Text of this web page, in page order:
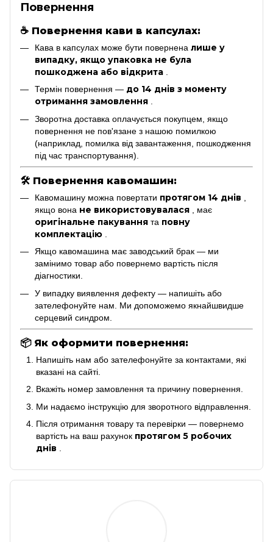
Повернення
☕ Повернення кави в капсулах:
Кава в капсулах може бути повернена лише у
випадку, якщо упаковка не була
пошкоджена або відкрита
Термін повернення — до 14 днів з моменту
отримання замовлення .
Зворотна доставка оплачується покупцем, якщо
повернення не пов'язане з нашою помилкою
(наприклад, помилка від завантаження, пошкодження
під час транспортування).
🛠 Повернення кавомашин:
Кавомашину можна повертати протягом 14 днів
якщо вона не використовувалася , має
оригінальне пакування та повну
комплектацію
Якщо кавомашина має заводський брак — ми
замінимо товар або повернемо вартість після
діагностики.
У випадку виявлення дефекту — напишіть або
зателефонуйте нам. Ми допоможемо якнайшвидше
серцевий синдром.
📦Як оформити повернення:
Напишіть нам або зателефонуйте за контактами, які
вказані на сайті.
Вкажіть номер замовлення та причину повернення.
Ми надаємо інструкцію для зворотного відправлення.
Після отримання товару та перевірки — повернемо
вартість на ваш рахунок протягом 5 робочих
днів